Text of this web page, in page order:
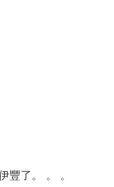
豐了。 。 。